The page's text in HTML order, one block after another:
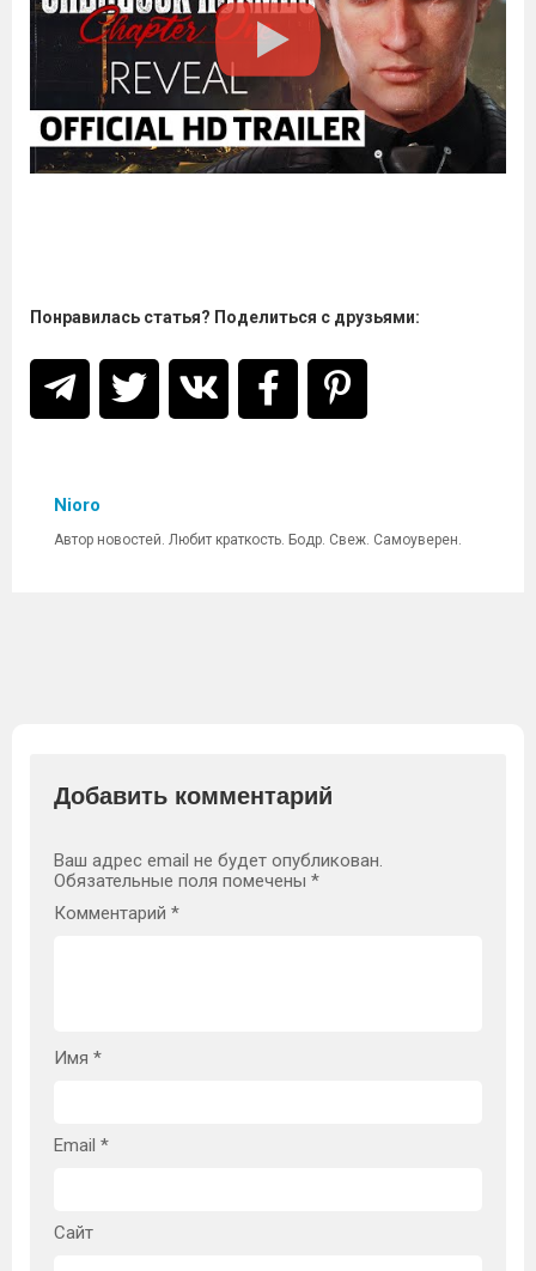
Понравилась статья? Поделиться с друзьями:
Nioro
Автор новостей. Любит краткость. Бодр. Свеж. Самоуверен.
Добавить комментарий
Ваш адрес email не будет опубликован.
Обязательные поля помечены *
Комментарий *
Имя *
Email *
Сайт